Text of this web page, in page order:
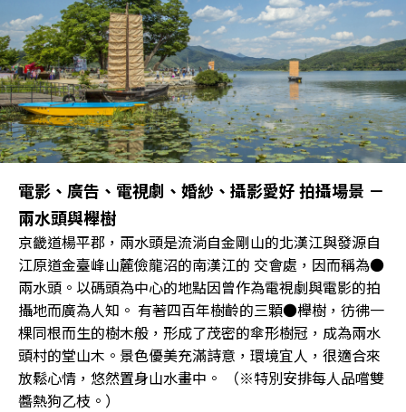
電影、廣告、電視劇、婚紗、攝影愛好 拍攝場景 －
兩水頭與櫸樹
京畿道楊平郡，兩水頭是流淌自金剛山的北漢江與發源自
江原道金臺峰山麓儉龍沼的南漢江的 交會處，因而稱為●
兩水頭。以碼頭為中心的地點因曾作為電視劇與電影的拍
攝地而廣為人知。 有著四百年樹齡的三顆●櫸樹，彷彿一
棵同根而生的樹木般，形成了茂密的傘形樹冠，成為兩水
頭村的堂山木。景色優美充滿詩意，環境宜人，很適合來
放鬆心情，悠然置身山水畫中。 （※特別安排每人品嚐雙
醬熱狗乙枝。）